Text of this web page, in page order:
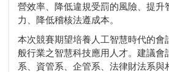
營效率、降低違規受罰的風險、提升
力、降低稽核法遵成本。
本次競賽期望培養人工智慧時代的會
般行業之智慧科技應用人才。建議會
系、資管系、企管系、法律財法系與